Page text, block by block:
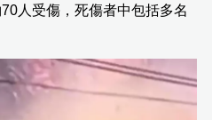
人受傷，死傷者中包括多名